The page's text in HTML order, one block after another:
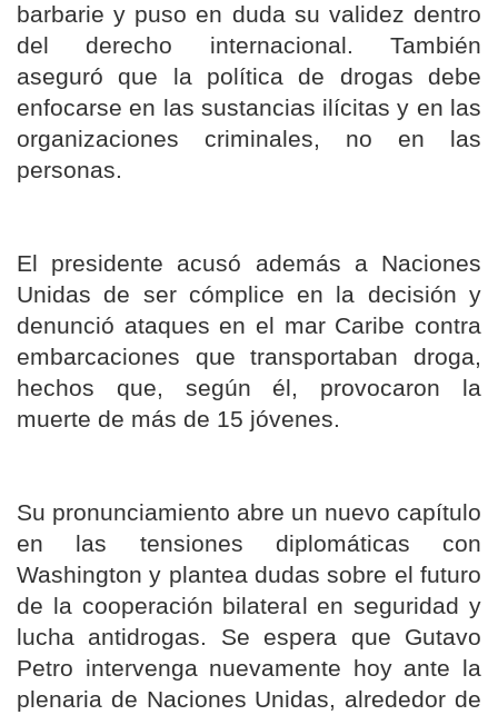
barbarie y puso en duda su validez dentro
del derecho internacional. También
aseguró que la política de drogas debe
enfocarse en las sustancias ilícitas y en las
organizaciones criminales, no en las
personas.
El presidente acusó además a Naciones
Unidas de ser cómplice en la decisión y
denunció ataques en el mar Caribe contra
embarcaciones que transportaban droga,
hechos que, según él, provocaron la
muerte de más de 15 jóvenes.
Su pronunciamiento abre un nuevo capítulo
en las tensiones diplomáticas con
Washington y plantea dudas sobre el futuro
de la cooperación bilateral en seguridad y
lucha antidrogas. Se espera que Gutavo
Petro intervenga nuevamente hoy ante la
plenaria de Naciones Unidas, alrededor de